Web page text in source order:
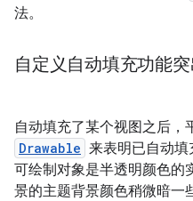
法。
自定义自动填充功能
自动填充了某个视图之后，
Drawable 来表明已自动
可绘制对象是半透明颜色的
景的主题背景颜色稍微暗一